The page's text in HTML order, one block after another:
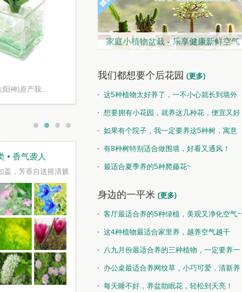
阳神)原产我...
• 香气袭人
盖，芳香自送摇清籁 接天莲叶无穷碧，映日荷花别样红
家庭小植物盆栽 - 乐享健康新鲜空气
我们都想要个后花园 (更多)
这5种植物太好养了，一不小心就长到墙外
了~想要拥有小花园，就养这几种花，便宜又好
养！如果有个院子，我一定要养这5种树，寓意
特别好！
有8种树特别适合做围墙，好看又通风！
最适合夏季养的5种爬藤花~
身边的一平米 (更多)
客厅最适合养的5种绿植，美观又净化空气~
这4种植物最适合家里养，越养空气越干
净！八九月份最适合养的三种植物，一定要养一
盆呀~
办公桌最适合养网纹草，小巧可爱，清新养
眼！每天睡不好，养盆助眠花，轻松到天亮！